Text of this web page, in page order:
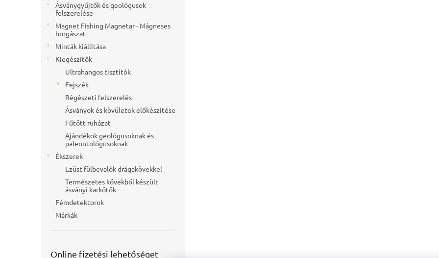
Ásványgyűjtők és geológusok
felszerelése
Magnet Fishing Magnetar - Mágneses
horgászat
Minták kiállítása
Kiegészítők
Ultrahangos tisztítók
Fejszék
Régészeti felszerelés
Ásványok és kövületek előkészítése
Fűtött ruházat
Ajándékok geológusoknak és
paleontológusoknak
Ékszerek
Ezüst fülbevalók drágakövekkel
Természetes kövekből készült
ásványi karkötők
Fémdetektorok
Márkák
Online fizetési lehetőséget